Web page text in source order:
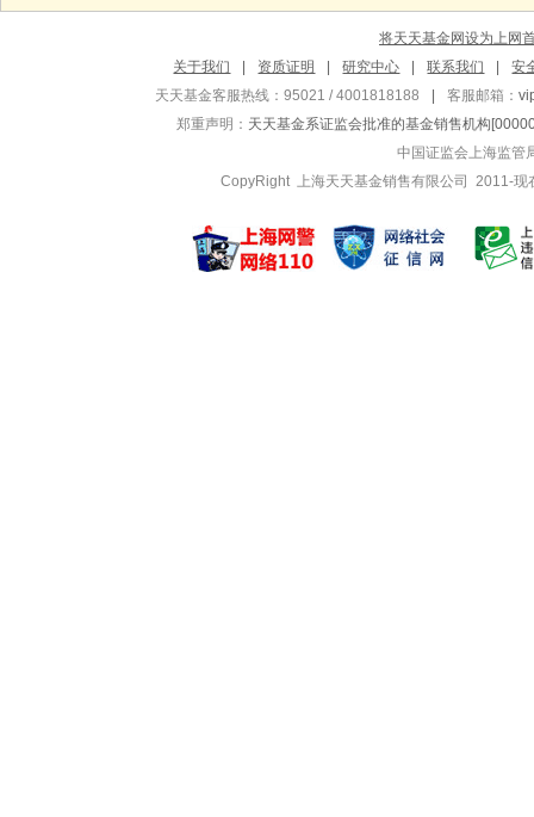
将天天基金网设为上网
关于我们
资质证明 研究中心 联系我们
安
天天基金客服热线：95021 / 4001818188
客服邮箱：
郑重声明： 天天基金系证监会批准的基金销售机构
中国证监会上海监管
CopyRight 上海天天基金销售有限公司 2011-